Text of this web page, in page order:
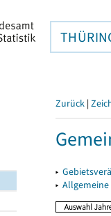
Zurück |
▸
▸